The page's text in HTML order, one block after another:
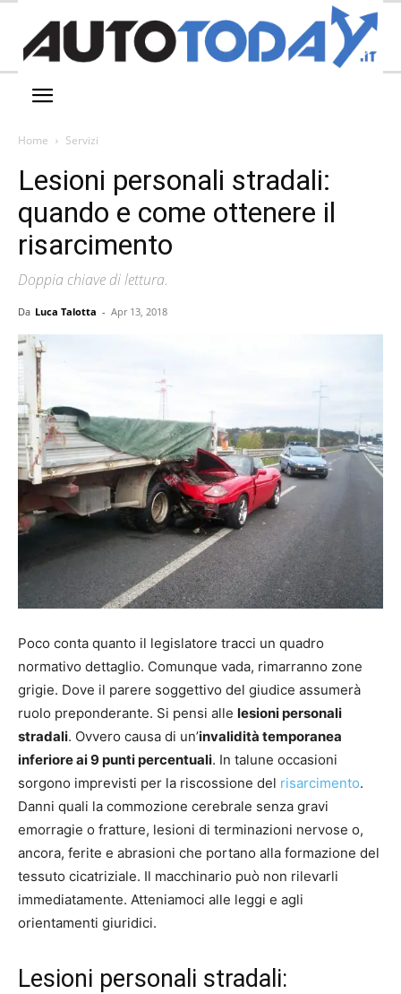
Home Servizi
Lesioni personali stradali:
quando e come ottenere il
risarcimento
Doppia chiave di lettura.
Da Luca Talotta - Apr 13, 2018
Poco conta quanto il legislatore tracci un quadro
normativo dettaglio. Comunque vada, rimarranno zone
grigie. Dove il parere soggettivo del giudice assumerà
ruolo preponderante. Si pensi alle lesioni personali
stradali. Ovvero causa di un’invalidità temporanea
inferiore ai 9 punti percentuali. In talune occasioni
sorgono imprevisti per la riscossione del risarcimento.
Danni quali la commozione cerebrale senza gravi
emorragie o fratture, lesioni di terminazioni nervose o,
ancora, ferite e abrasioni che portano alla formazione del
tessuto cicatriziale. Il macchinario può non rilevarli
immediatamente. Atteniamoci alle leggi e agli
orientamenti giuridici.
Lesioni personali stradali: